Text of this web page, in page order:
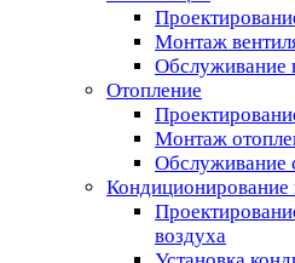
Монтаж
Обслуживание
Отопление
Монтаж
Обслуживание
Кондиционирование
воздуха